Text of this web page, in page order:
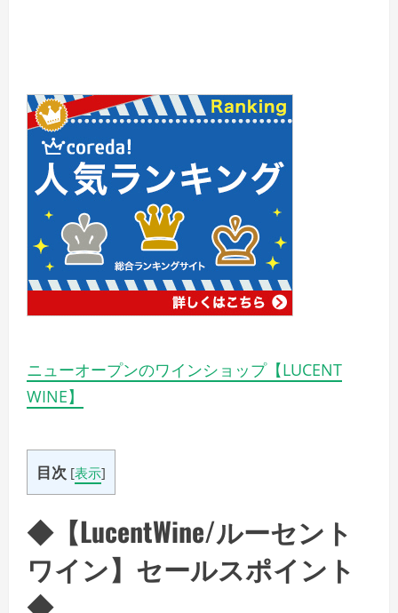
ニューオープンのワインショップ【LUCENT
WINE】
目次 [表示]
◆【LucentWine/ルーセント
ワイン】セールスポイント